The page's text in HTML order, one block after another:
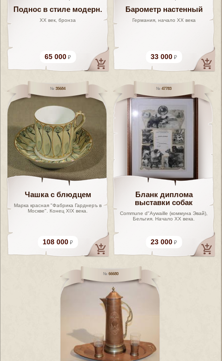
Поднос в стиле модерн.
XX век, бронза
65 000
Барометр настенный
Германия, начало XX века
33 000
35684
Чашка с блюдцем
Марка красная "Фабрика Гарднеръ в
Москве". Конец XIX века.
108 000
47783
Бланк диплома
выставки собак
Commune d"Aywaille (коммуна Эвай),
Бельгия. Начало XX века.
23 000
66680